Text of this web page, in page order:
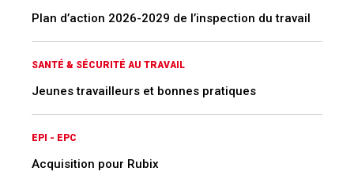
Plan d’action 2026-2029 de l’inspection du travail
SANTÉ & SÉCURITÉ AU TRAVAIL
Jeunes travailleurs et bonnes pratiques
EPI - EPC
Acquisition pour Rubix